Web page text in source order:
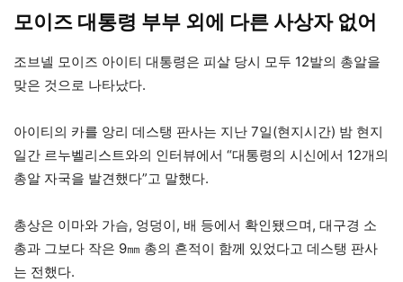
모이즈 대통령 부부 외에 다른 사상자 없어
조브넬 모이즈 아이티 대통령은 피살 당시 모두 12발의 총알을
맞은 것으로 나타났다.
아이티의 카를 앙리 데스탱 판사는 지난 7일(현지시간) 밤 현지
일간 르누벨리스트와의 인터뷰에서 “대통령의 시신에서 12개의
총알 자국을 발견했다”고 말했다.
총상은 이마와 가슴, 엉덩이, 배 등에서 확인됐으며, 대구경 소
총과 그보다 작은 9㎜ 총의 흔적이 함께 있었다고 데스탱 판사
는 전했다.